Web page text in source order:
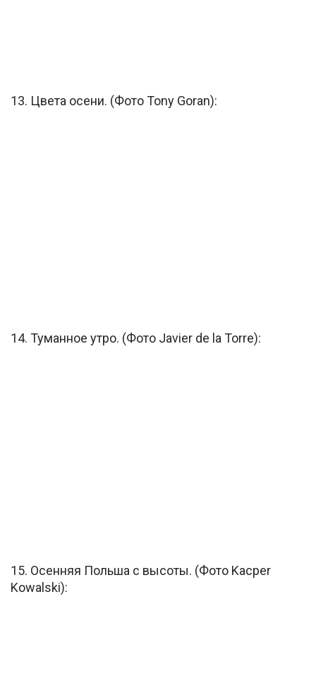
13. Цвета осени. (Фото Tony Goran):
14. Туманное утро. (Фото Javier de la Torre):
15. Осенняя Польша с высоты. (Фото Kacper
Kowalski):